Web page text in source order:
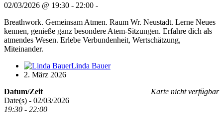
02/03/2026 @ 19:30 - 22:00 -
Breathwork. Gemeinsam Atmen. Raum Wr. Neustadt. Lerne Neues
kennen, genieße ganz besondere Atem-Sitzungen. Erfahre dich als
atmendes Wesen. Erlebe Verbundenheit, Wertschätzung,
Miteinander.
Linda Bauer
2. März 2026
Karte nicht verfügbar
Datum/Zeit
Date(s) - 02/03/2026
19:30 - 22:00